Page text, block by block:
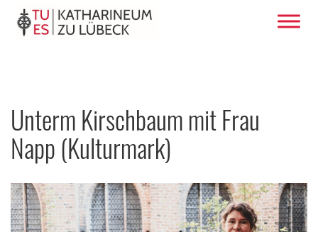
Unterm Kirschbaum mit Frau
Napp (Kulturmark)